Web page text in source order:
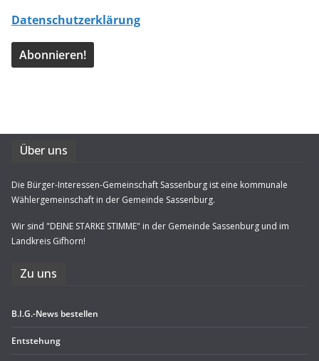
Datenschutzerklärung
Über uns
Die Bürger-Interessen-Gemeinschaft Sassenburg ist eine kommunale
Wählergemeinschaft in der Gemeinde Sassenburg.
Wir sind "DEINE STARKE STIMME" in der Gemeinde Sassenburg und im
Landkreis Gifhorn!
Zu uns
B.I.G.-News bestel­len
Ent­ste­hung